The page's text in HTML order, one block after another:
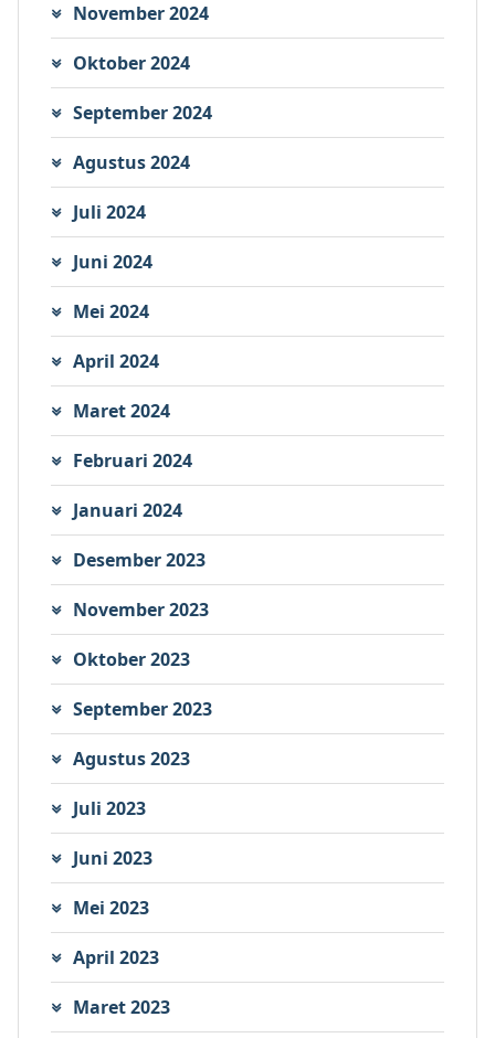
November 2024
Oktober 2024
September 2024
Agustus 2024
Juli 2024
Juni 2024
Mei 2024
April 2024
Maret 2024
Februari 2024
Januari 2024
Desember 2023
November 2023
Oktober 2023
September 2023
Agustus 2023
Juli 2023
Juni 2023
Mei 2023
April 2023
Maret 2023